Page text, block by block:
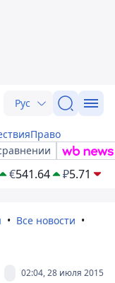
Рус
Право
€541.64 ₽5.71
Все новости
02:04, 28 июля 2015